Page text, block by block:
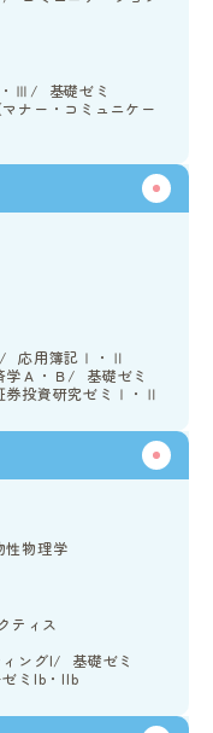
Ⅲ
基礎ゼミ
ナー・コミュニケー
応用簿記Ⅰ・Ⅱ
学Ａ・Ｂ
基礎ゼミ
券投資研究ゼミⅠ・Ⅱ
性物理学
ティス
ングI
基礎ゼミ
ミIb・IIb